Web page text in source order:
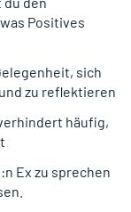
Positives
sich
zu reflektieren
häufig,
Ex zu sprechen